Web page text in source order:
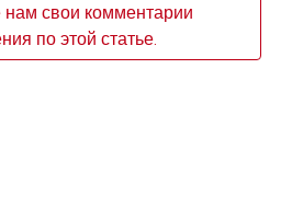
свои комментарии
по этой статье.